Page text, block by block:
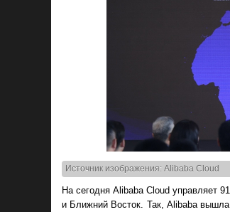
Источник изображения: Alibaba Cloud
На сегодня Alibaba Cloud управляет
и Ближний Восток. Так, Alibaba